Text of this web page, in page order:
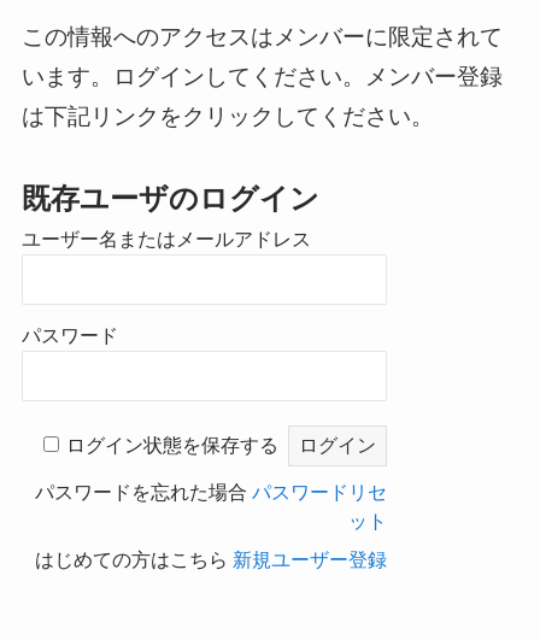
この情報へのアクセスはメンバーに限定されて
います。ログインしてください。メンバー登録
は下記リンクをクリックしてください。
既存ユーザのログイン
ユーザー名またはメールアドレス
パスワード
ログイン状態を保存する
パスワードを忘れた場合 パスワードリセ
ット
はじめての方はこちら 新規ユーザー登録